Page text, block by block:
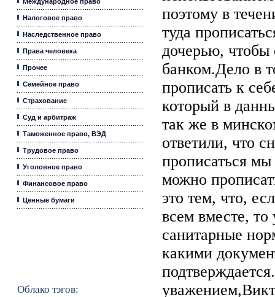
Налоговое право
Наследственное право
Права человека
Прочее
Семейное право
Страхование
Суд и арбитраж
Таможенное право, ВЭД
Трудовое право
Уголовное право
Финансовое право
Ценные бумаги
Облако тэгов:
поэтому в
туда
дочерью, чтобы
банком.Дело в
прописать к
который в
так же в
ответили, что
прописаться
можно
это тем, что,
всем вместе,
санитарные
какими